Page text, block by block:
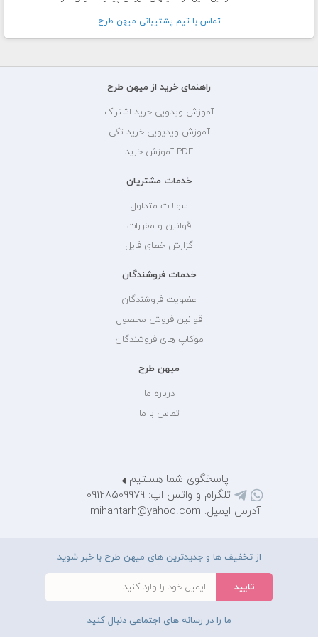
تماس با تيم پشتيبانی ميهن طرح
راهنمای خرید از میهن طرح
آموزش ویدویی خرید اشتراک
آموزش ویدیویی خرید تکی
PDF آموزش خرید
خدمات مشتریان
سوالات متداول
قوانین و مقررات
گزارش خطای فایل
خدمات فروشندگان
عضویت فروشندگان
قوانین فروش محصول
موکاپ های فروشندگان
میهن طرح
درباره ما
تماس با ما
پاسخگوی شما هستیم
تلگرام و واتس اپ: 09128509979
آدرس ایمیل: mihantarh@yahoo.com
از تخفیف ها و جدیدترین های میهن طرح با خبر شوید
ما را در رسانه های اجتماعی دنبال کنید